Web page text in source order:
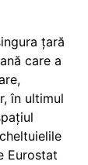
țară
care a
în ultimul
Eurostat